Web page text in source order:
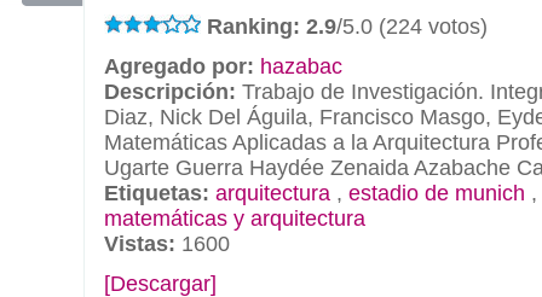
Ranking: 2.9/5.0 (224 votos)
Agregado por: hazabac
Descripción: Trabajo de Investigación.
Diaz, Nick Del Águila, Francisco Masgo,
Matemáticas Aplicadas a la Arquitectura
Ugarte Guerra Haydée Zenaida Azabache
Etiquetas: arquitectura , estadio de munich ,
matemáticas y arquitectura
Vistas: 1600
[Descargar]